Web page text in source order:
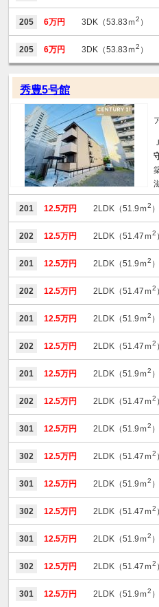
205 6万円 3DK（53.83ｍ2 ）
205 6万円 3DK（53.83ｍ2 ）
秀豊5号館
201 12.5万円 2LDK（51.9ｍ2 ）
202 12.5万円 2LDK（51.47ｍ2
201 12.5万円 2LDK（51.9ｍ2 ）
202 12.5万円 2LDK（51.47ｍ2
201 12.5万円 2LDK（51.9ｍ2 ）
202 12.5万円 2LDK（51.47ｍ2
201 12.5万円 2LDK（51.9ｍ2 ）
202 12.5万円 2LDK（51.47ｍ2
301 12.5万円 2LDK（51.9ｍ2 ）
302 12.5万円 2LDK（51.47ｍ2
301 12.5万円 2LDK（51.9ｍ2 ）
302 12.5万円 2LDK（51.47ｍ2
301 12.5万円 2LDK（51.9ｍ2 ）
302 12.5万円 2LDK（51.47ｍ2
301 12.5万円 2LDK（51.9ｍ2 ）